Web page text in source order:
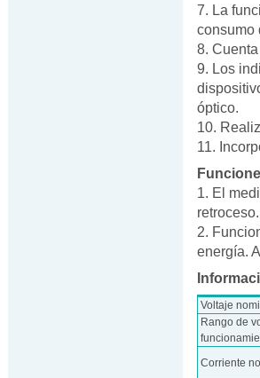
7. La
consumo
8.
9. Los
óptico.
10.
11.
1. El
retroceso.
2.
energía.
Voltaje
Rango de
Corriente